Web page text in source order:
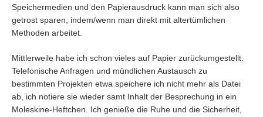
Speichermedien und den Papierausdruck kann man sich also
getrost sparen, indem/wenn man direkt mit altertümlichen
Methoden arbeitet.
Mittlerweile habe ich schon vieles auf Papier zurückumgestellt.
Telefonische Anfragen und mündlichen Austausch zu
bestimmten Projekten etwa speichere ich nicht mehr als Datei
ab, ich notiere sie wieder samt Inhalt der Besprechung in ein
Moleskine-Heftchen. Ich genieße die Ruhe und die Sicherheit,